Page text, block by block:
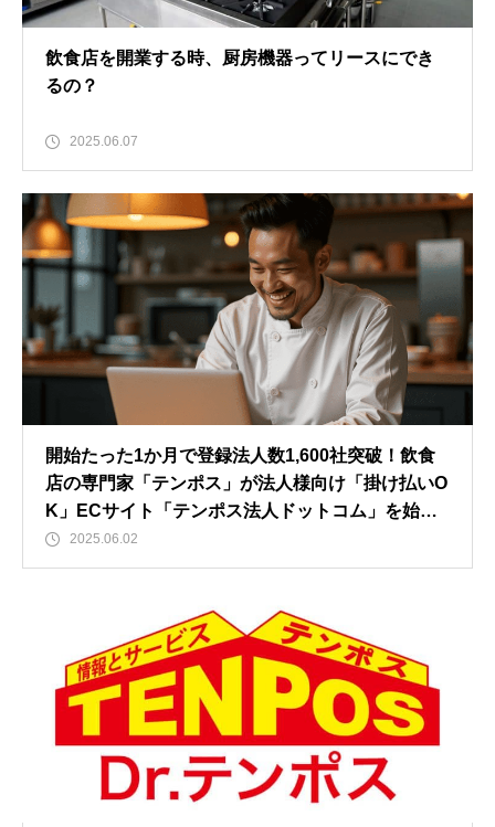
飲食店を開業する時、厨房機器ってリースにでき
るの？
2025.06.07
開始たった1か月で登録法人数1,600社突破！飲食
店の専門家「テンポス」が法人様向け「掛け払いO
K」ECサイト「テンポス法人ドットコム」を始
動。その魅力と理由に迫る！！
2025.06.02